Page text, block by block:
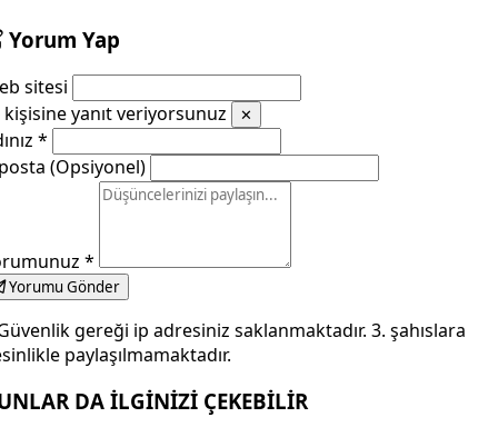
Yorum Yap
sitesi
kişisine yanıt veriyorsunuz
✕
*
(Opsiyonel)
*
Yorumu Gönder
gereği ip adresiniz saklanmaktadır. 3. şahıslara
paylaşılmamaktadır.
DA İLGİNİZİ ÇEKEBİLİR